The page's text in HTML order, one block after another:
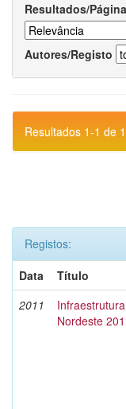
Resultados/Página
Autores/Registo
Resultados 1-1 de
Registos:
Data
Título
2011
Nordeste